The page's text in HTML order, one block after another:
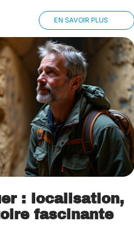
EN SAVOIR PLUS
: localisation,
fascinante